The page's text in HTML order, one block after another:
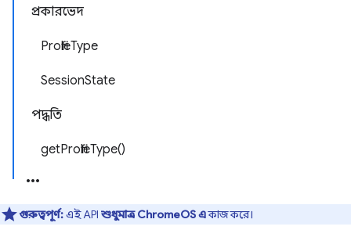
প্রকারভেদ
ProfileType
SessionState
পদ্ধতি
getProfileType()
গুরুত্বপূর্ণ:এই API শুধুমাত্র ChromeOS একাজ করে।